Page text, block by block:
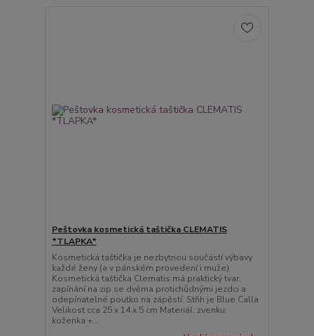
Peštovka kosmetická taštička CLEMATIS
*TLAPKA*
Kosmetická taštička je nezbytnou součástí výbavy
každé ženy (a v pánském provedení i muže)
Kosmetická taštička Clematis má praktický tvar,
zapínání na zip se dvěma protichůdnými jezdci a
odepínatelné poutko na zápěstí. Střih je Blue Calla
Velikost cca 25 x 14 x 5 cm Materiál: zvenku:
koženka +...